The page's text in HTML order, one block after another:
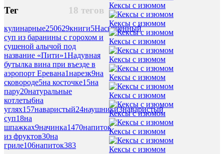
18 тегов
Тег
кулинарные250629книги5Насыщенный
суп из баранины с горохом и
сушеной алычой под
название «Пити»1Надувная
бутылка вина при въезде в
аэропорт Еревана1нарезк9на
сковороде5на косточке15на
пару20натуральные
котлеты6на
углях157наваристый24наушники3наваристый
суп18на
шпажках9начинка1470напиток
из фруктов30на
гриле106напиток383
Кексы с изюмом
Кексы с изюмом
Кексы с изюмом
Кексы с изюмом
Кексы с изюмом
Кексы с изюмом
Кексы с изюмом
Кексы с изюмом
Кексы с изюмом